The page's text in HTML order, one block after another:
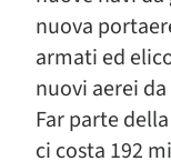
nuova
armati ed
nuovi aerei
Far parte
ci costa 192